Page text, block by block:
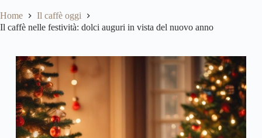
Home
Il caffè oggi
Il caffè nelle festività: dolci auguri in vista del nuovo anno